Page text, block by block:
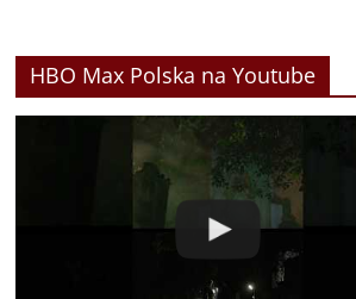
HBO Max Polska na Youtube